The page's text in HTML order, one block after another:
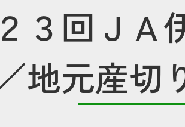
カード・
交
３回ＪＡ
地元産切